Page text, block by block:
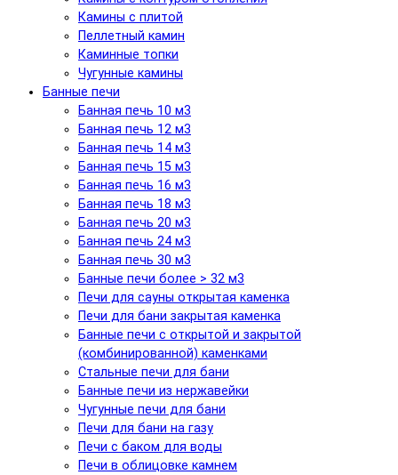
Камины с плитой
Пеллетный камин
Каминные топки
Чугунные камины
Банные печи
Банная печь 10 м3
Банная печь 12 м3
Банная печь 14 м3
Банная печь 15 м3
Банная печь 16 м3
Банная печь 18 м3
Банная печь 20 м3
Банная печь 24 м3
Банная печь 30 м3
Банные печи более > 32 м3
Печи для сауны открытая каменка
Печи для бани закрытая каменка
Банные печи с открытой и закрытой
(комбинированной) каменками
Стальные печи для бани
Банные печи из нержавейки
Чугунные печи для бани
Печи для бани на газу
Печи с баком для воды
Печи в облицовке камнем